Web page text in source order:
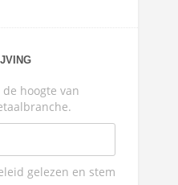
hoogte van
gelezen en stem